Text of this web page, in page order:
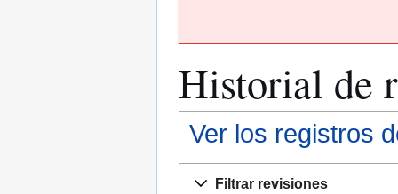
Historial de
Ver los registros
Filtrar revisiones